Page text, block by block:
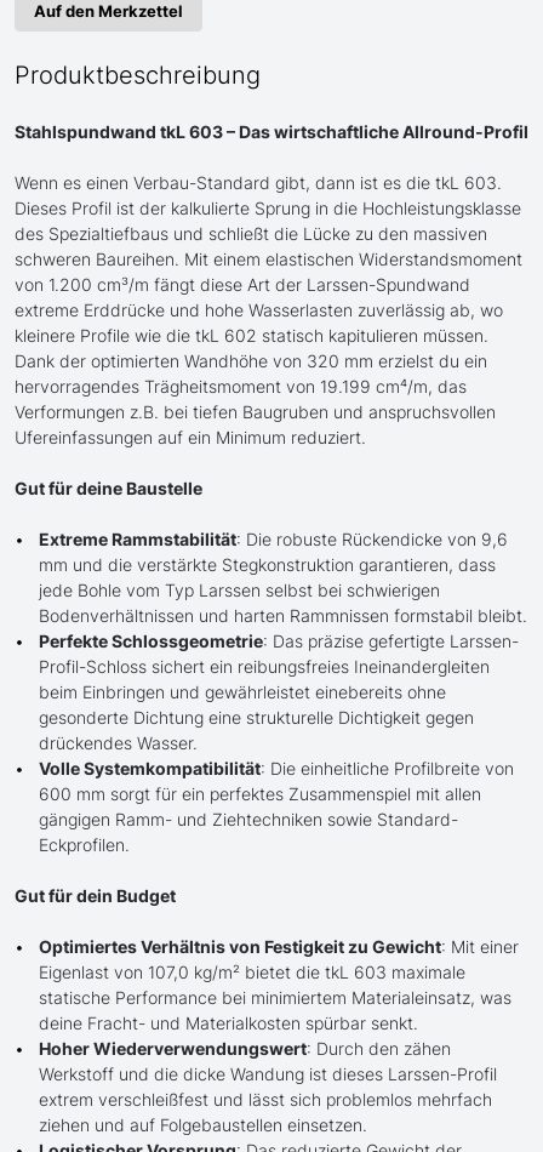
Auf den Merkzettel
Produktbeschreibung
Stahlspundwand tkL 603 – Das wirtschaftliche Allround-Profil
Wenn es einen Verbau-Standard gibt, dann ist es die tkL 603.
Dieses Profil ist der kalkulierte Sprung in die Hochleistungsklasse
des Spezialtiefbaus und schließt die Lücke zu den massiven
schweren Baureihen. Mit einem elastischen Widerstandsmoment
von 1.200 cm³/m fängt diese Art der Larssen-Spundwand
extreme Erddrücke und hohe Wasserlasten zuverlässig ab, wo
kleinere Profile wie die tkL 602 statisch kapitulieren müssen.
Dank der optimierten Wandhöhe von 320 mm erzielst du ein
hervorragendes Trägheitsmoment von 19.199 cm⁴/m, das
Verformungen z.B. bei tiefen Baugruben und anspruchsvollen
Ufereinfassungen auf ein Minimum reduziert.
Gut für deine Baustelle
Extreme Rammstabilität: Die robuste Rückendicke von 9,6
mm und die verstärkte Stegkonstruktion garantieren, dass
jede Bohle vom Typ Larssen selbst bei schwierigen
Bodenverhältnissen und harten Rammnissen formstabil bleibt.
Perfekte Schlossgeometrie: Das präzise gefertigte Larssen-
Profil-Schloss sichert ein reibungsfreies Ineinandergleiten
beim Einbringen und gewährleistet einebereits ohne
gesonderte Dichtung eine strukturelle Dichtigkeit gegen
drückendes Wasser.
Volle Systemkompatibilität: Die einheitliche Profilbreite von
600 mm sorgt für ein perfektes Zusammenspiel mit allen
gängigen Ramm- und Ziehtechniken sowie Standard-
Eckprofilen.
Gut für dein Budget
Optimiertes Verhältnis von Festigkeit zu Gewicht: Mit einer
Eigenlast von 107,0 kg/m² bietet die tkL 603 maximale
statische Performance bei minimiertem Materialeinsatz, was
deine Fracht- und Materialkosten spürbar senkt.
Hoher Wiederverwendungswert: Durch den zähen
Werkstoff und die dicke Wandung ist dieses Larssen-Profil
extrem verschleißfest und lässt sich problemlos mehrfach
ziehen und auf Folgebaustellen einsetzen.